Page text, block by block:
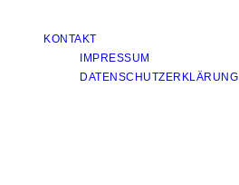
KONTAKT
IMPRESSUM
DATENSCHUTZERKLÄRUNG